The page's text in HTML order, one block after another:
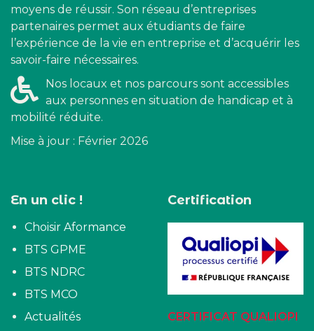
moyens de réussir. Son réseau d’entreprises
partenaires permet aux étudiants de faire
l’expérience de la vie en entreprise et d’acquérir les
savoir-faire nécessaires.
Nos locaux et nos parcours sont accessibles
aux personnes en situation de handicap et à
mobilité réduite.
Mise à jour : Février 2026
En un clic !
Choisir Aformance
BTS GPME
BTS NDRC
BTS MCO
Actualités
Certification
CERTIFICAT QUALIOPI